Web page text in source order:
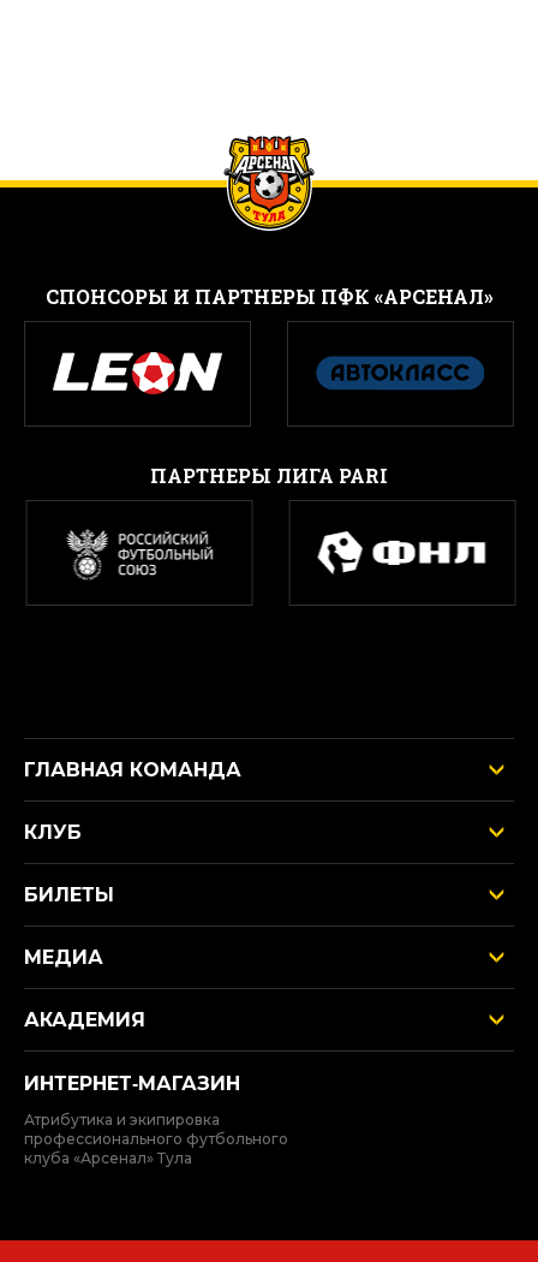
CПОНСОРЫ И ПАРТНЕРЫ ПФК «АРСЕНАЛ»
ПАРТНЕРЫ ЛИГА PARI
ГЛАВНАЯ КОМАНДА
КЛУБ
БИЛЕТЫ
МЕДИА
АКАДЕМИЯ
ИНТЕРНЕТ‑МАГАЗИН
Атрибутика и экипировка
профессионального футбольного
клуба «Арсенал» Тула